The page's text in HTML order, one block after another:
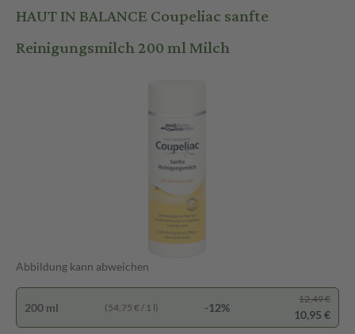
HAUT IN BALANCE Coupeliac sanfte
Reinigungsmilch 200 ml Milch
Abbildung kann abweichen
200 ml (54,75 € / 1 l) -12%
12,49 €
10,95 €